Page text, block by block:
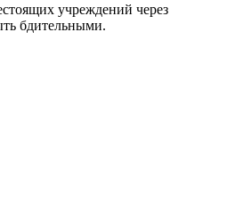
учреждений через
бдительными.